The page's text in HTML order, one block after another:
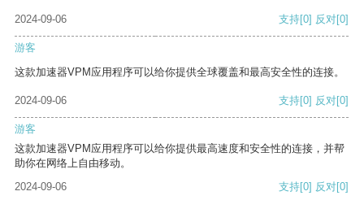
2024-09-06 支持[0] 反对[0]
游客
这款加速器VPM应用程序可以给你提供全球覆盖和最高安全性的连接。
2024-09-06 支持[0] 反对[0]
游客
这款加速器VPM应用程序可以给你提供最高速度和安全性的连接，并帮
助你在网络上自由移动。
2024-09-06
支持[0] 反对[0]